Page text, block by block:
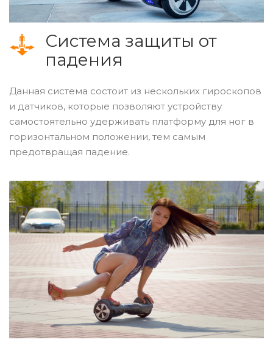
Система защиты от
падения
Данная система состоит из нескольких гироскопов
и датчиков, которые позволяют устройству
самостоятельно удерживать платформу для ног в
горизонтальном положении, тем самым
предотвращая падение.